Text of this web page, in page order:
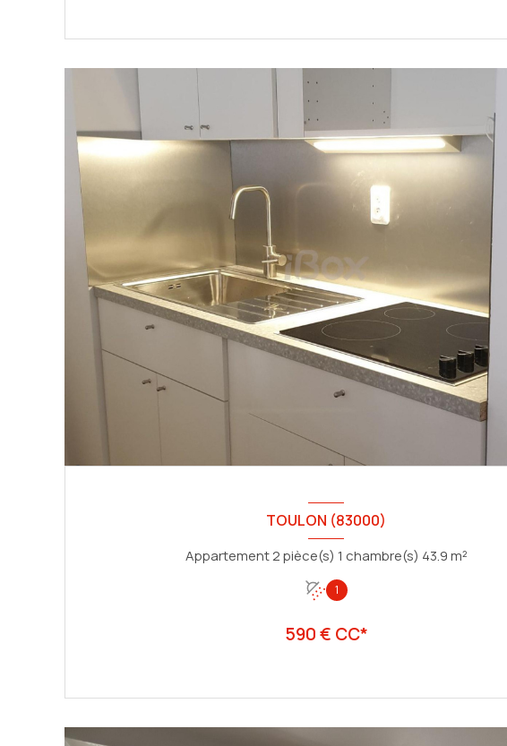
TOULON (83000)
Appartement 2 pièce(s) 1 chambre(s) 43.9 m²
1
590 € CC*